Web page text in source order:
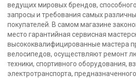
ведущих мировых брендов,
запросы и требования самых
покупателей. В самом магазине
место гарантийная сервисная
высококвалифицированные мастера
велосипедов, осуществляют ремонт
техники, спортивного оборудования,
электротранспорта,